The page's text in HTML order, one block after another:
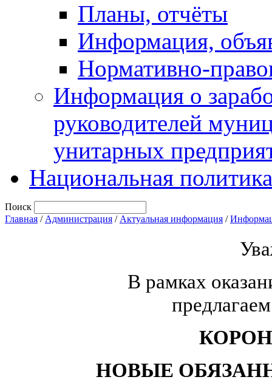
Планы, отчёты
Информация,
Нормативно-
Информация о
руководителей
унитарных
Национальная политика
Поиск
Главная / Администрация / Актуальная информация /
В рамках
НОВЫЕ